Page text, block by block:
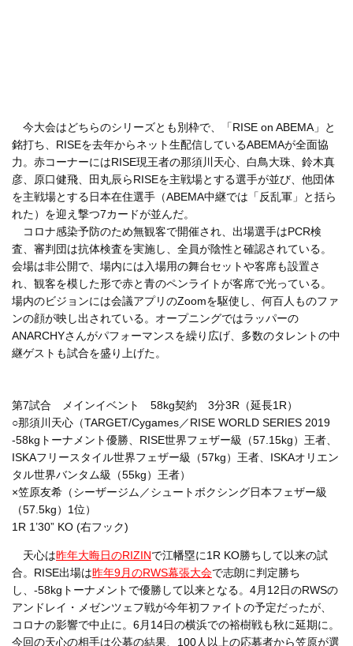
今大会はどちらのシリーズとも別枠で、「RISE on ABEMA」と
銘打ち、RISEを去年からネット生配信しているABEMAが全面協
力。赤コーナーにはRISE現王者の那須川天心、白鳥大珠、鈴木真
彦、原口健飛、田丸辰らRISEを主戦場とする選手が並び、他団体
を主戦場とする日本在住選手（ABEMA中継では「反乱軍」と括ら
れた）を迎え撃つ7カードが並んだ。
コロナ感染予防のため無観客で開催され、出場選手はPCR検
査、審判団は抗体検査を実施し、全員が陰性と確認されている。
会場は非公開で、場内には入場用の舞台セットや客席も設置さ
れ、観客を模した形で赤と青のペンライトが客席で光っている。
場内のビジョンには会議アプリのZoomを駆使し、何百人ものファ
ンの顔が映し出されている。オープニングではラッパーの
ANARCHYさんがパフォーマンスを繰り広げ、多数のタレントの中
継ゲストも試合を盛り上げた。
第7試合 メインイベント 58kg契約 3分3R（延長1R）
○那須川天心（TARGET/Cygames／RISE WORLD SERIES 2019
-58kgトーナメント優勝、RISE世界フェザー級（57.15kg）王者、
ISKAフリースタイル世界フェザー級（57kg）王者、ISKAオリエン
タル世界バンタム級（55kg）王者）
×笠原友希（シーザージム／シュートボクシング日本フェザー級
（57.5kg）1位）
1R 1’30” KO (右フック)
天心は昨年大晦日のRIZINで江幡塁に1R KO勝ちして以来の試
合。RISE出場は昨年9月のRWS幕張大会で志朗に判定勝ち
し、-58kgトーナメントで優勝して以来となる。4月12日のRWSの
アンドレイ・メゼンツェフ戦が今年初ファイトの予定だったが、
コロナの影響で中止に。6月14日の横浜での裕樹戦も秋に延期に。
今回の天心の相手は公募の結果、100人以上の応募者から笠原が選